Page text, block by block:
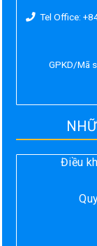
Tel Office:
GPKD/Mã
Điều